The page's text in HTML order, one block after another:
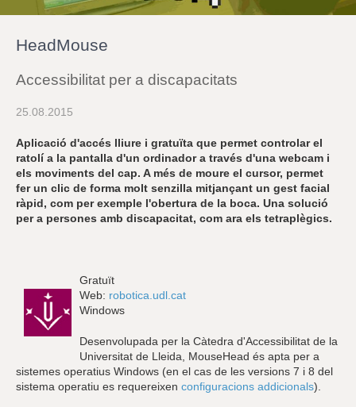
a
HeadMouse
Accessibilitat per a discapacitats
25.08.2015
Aplicació d'accés lliure i gratuïta que permet controlar el
ratolí a la pantalla d'un ordinador a través d'una webcam i
els moviments del cap. A més de moure el cursor, permet
fer un clic de forma molt senzilla mitjançant un gest facial
ràpid, com per exemple l'obertura de la boca. Una solució
per a persones amb discapacitat, com ara els tetraplègics.
Gratuït
Web: robotica.udl.cat
Windows
Desenvolupada per la Càtedra d'Accessibilitat de la
Universitat de Lleida, MouseHead és apta per a
sistemes operatius Windows (en el cas de les versions 7 i 8 del
sistema operatiu es requereixen configuracions addicionals).